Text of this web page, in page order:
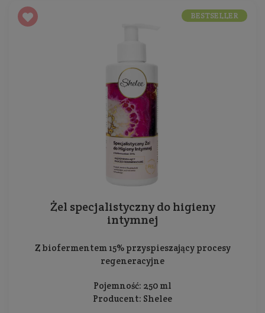
Żel specjalistyczny do higieny
intymnej
Z biofermentem 15% przyspieszający procesy
regeneracyjne
Pojemność: 250 ml
Producent: Shelee
BESTSELLER